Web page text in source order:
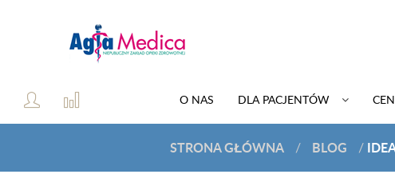
O NAS DLA PACJENTÓW
STRONA GŁÓWNA / BLOG /